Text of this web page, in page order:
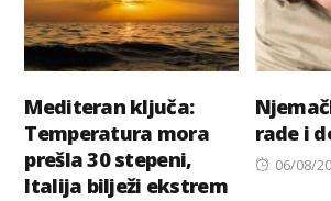
Mediteran ključa:
Temperatura mora
prešla 30 stepeni,
Italija bilježi ekstrem
rade i
Posted
06/08/